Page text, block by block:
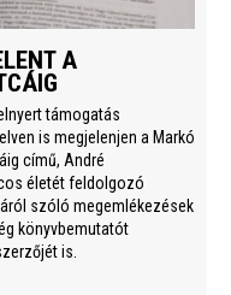
A
támogatás
is megjelenjen a Markó
című, André
életét feldolgozó
szóló megemlékezések
könyvbemutatót
is.